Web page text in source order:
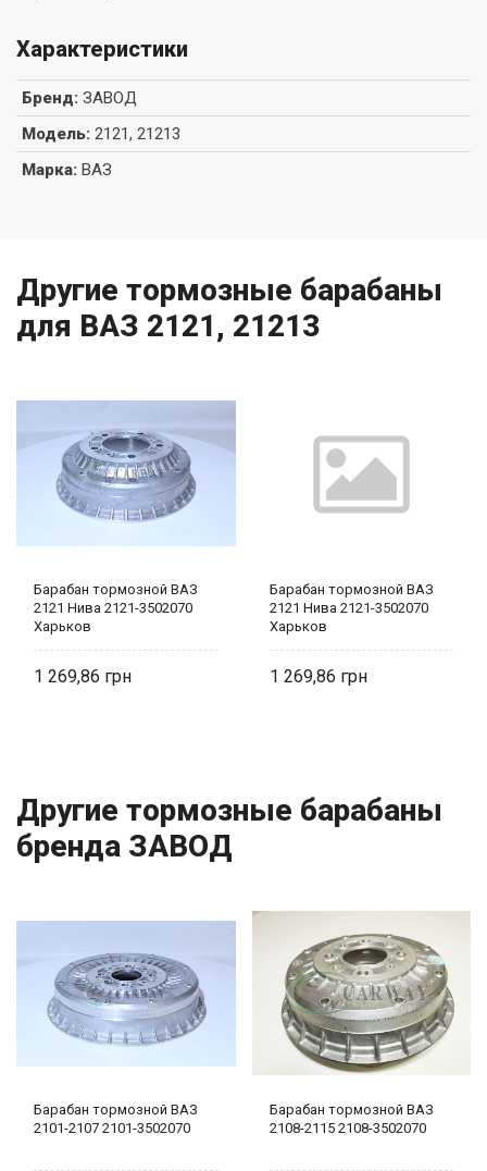
Характеристики
Бренд: ЗАВОД
Модель: 2121, 21213
Марка: ВАЗ
Другие тормозные барабаны
для ВАЗ 2121, 21213
Барабан тормозной ВАЗ
2121 Нива 2121-3502070
Харьков
1 269,86
Барабан тормозной ВАЗ
2121 Нива 2121-3502070
Харьков
1 269,86
Другие тормозные барабаны
бренда ЗАВОД
Барабан тормозной ВАЗ
2101-2107 2101-3502070
Барабан тормозной ВАЗ
2108-2115 2108-3502070